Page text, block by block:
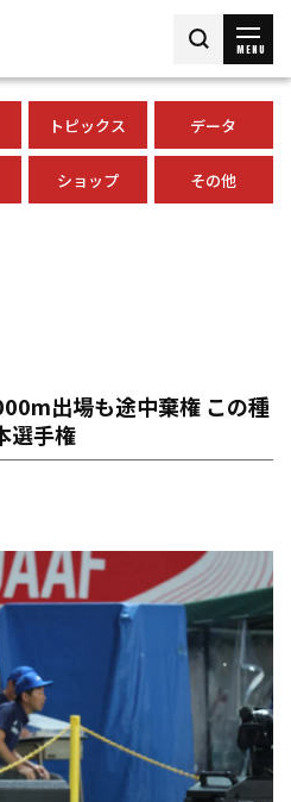
MENU
トピックス データ
ショップ その他
出場も途中棄権 この種
選手権